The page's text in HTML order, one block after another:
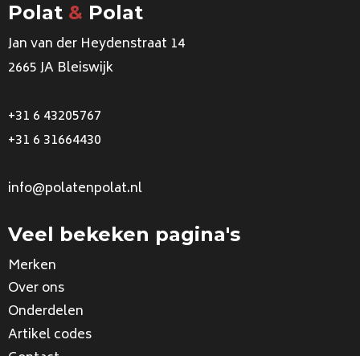
Polat & Polat
Jan van der Heydenstraat 14
2665 JA Bleiswijk
+31 6 43205767
+31 6 31664430
info@polatenpolat.nl
Veel bekeken pagina's
Merken
Over ons
Onderdelen
Artikel codes